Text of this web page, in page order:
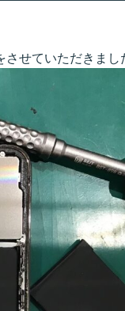
せていただきまし